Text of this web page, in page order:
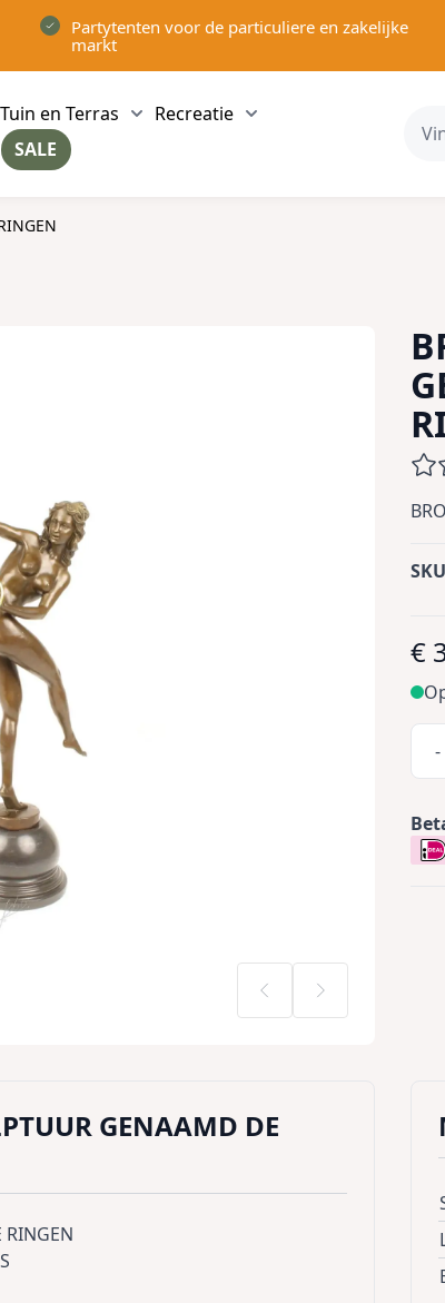
Partytenten voor de particuliere en zakelijke
markt
submenu for Partytenten category
Tuin en Terras
Show submenu for Tuin en Terras
Recreatie
Show submenu for
submenu for Voor in Huis category
SALE
€
-
GENAAMD DE
RINGEN